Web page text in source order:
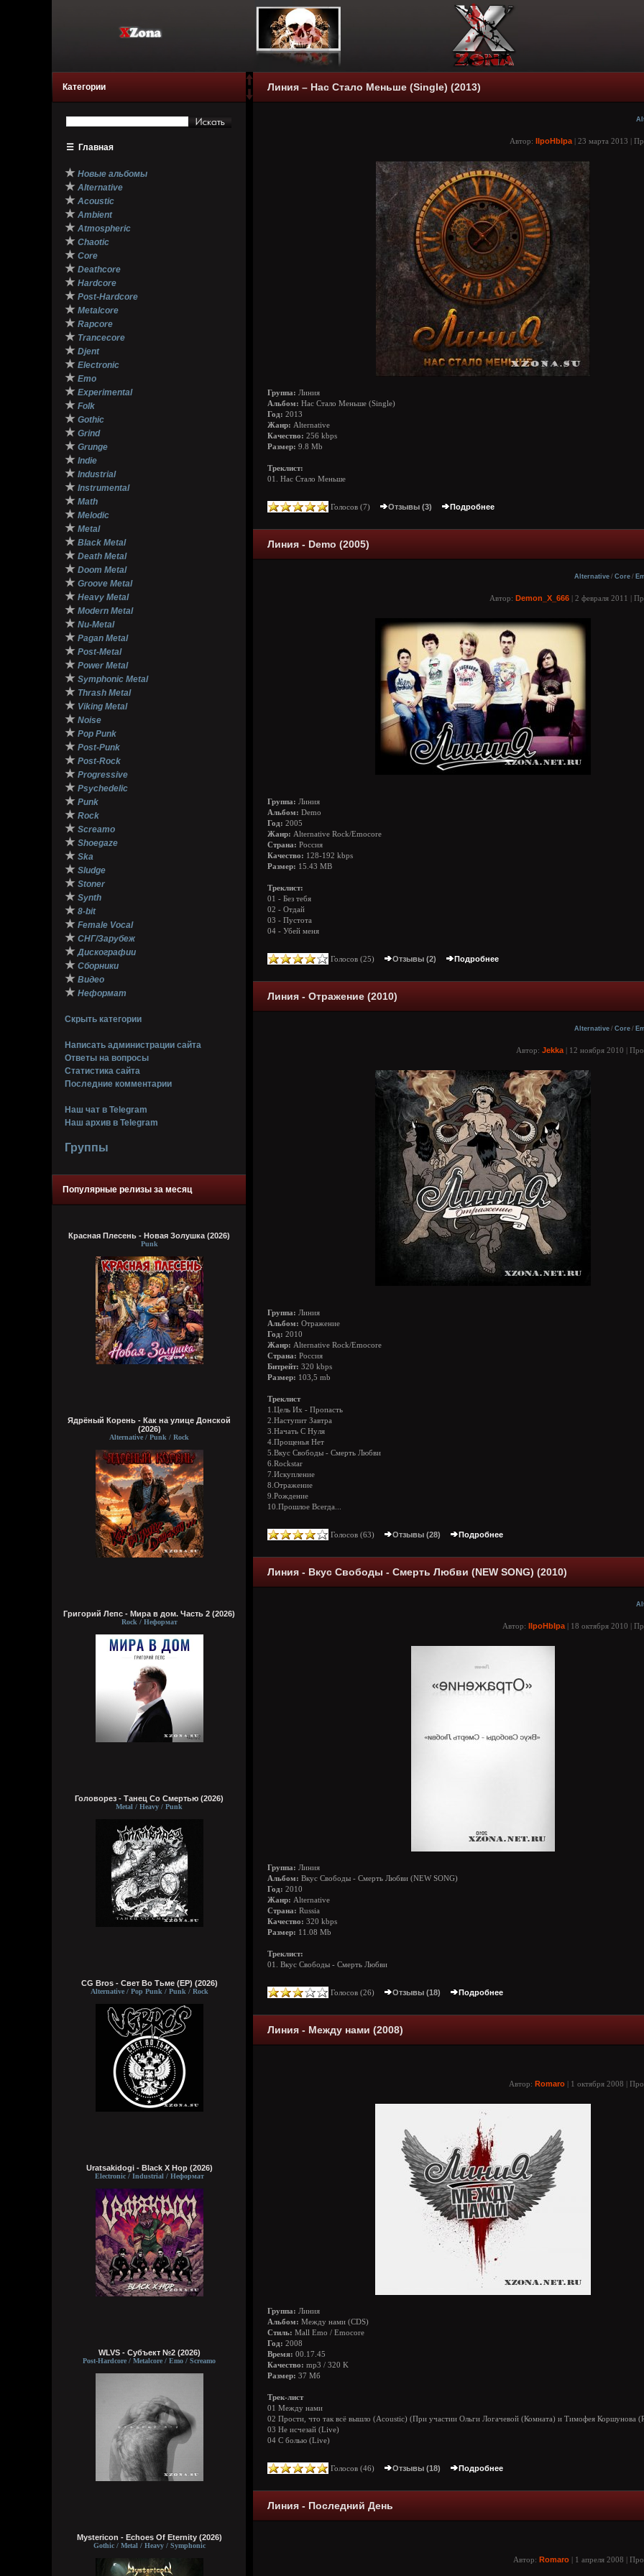
Категории
☰ Главная
★ Новые альбомы
★ Alternative
★ Acoustic
★ Ambient
★ Atmospheric
★ Chaotic
★ Core
★ Deathcore
★ Hardcore
★ Post-Hardcore
★ Metalcore
★ Rapcore
★ Trancecore
★ Djent
★ Electronic
★ Emo
★ Experimental
★ Folk
★ Gothic
★ Grind
★ Grunge
★ Indie
★ Industrial
★ Instrumental
★ Math
★ Melodic
★ Metal
★ Black Metal
★ Death Metal
★ Doom Metal
★ Groove Metal
★ Heavy Metal
★ Modern Metal
★ Nu-Metal
★ Pagan Metal
★ Post-Metal
★ Power Metal
★ Symphonic Metal
★ Thrash Metal
★ Viking Metal
★ Noise
★ Pop Punk
★ Post-Punk
★ Post-Rock
★ Progressive
★ Psychedelic
★ Punk
★ Rock
★ Screamo
★ Shoegaze
★ Ska
★ Sludge
★ Stoner
★ Synth
★ 8-bit
★ Female Vocal
★ СНГ/Зарубеж
★ Дискографии
★ Сборники
★ Видео
★ Неформат
Скрыть категории
Написать администрации сайта
Ответы на вопросы
Статистика сайта
Последние комментарии
Наш чат в Telegram
Наш архив в Telegram
Группы
Популярные релизы за месяц
Красная Плесень - Новая Золушка (2026)
Punk
Ядрёный Корень - Как на улице Донской
(2026)
Alternative / Punk / Rock
Григорий Лепс - Мира в дом. Часть 2 (2026)
Rock / Неформат
Головорез - Tанец Со Смертью (2026)
Metal / Heavy / Punk
CG Bros - Свет Во Тьме (EP) (2026)
Alternative / Pop Punk / Punk / Rock
Uratsakidogi - Black X Hop (2026)
Electronic / Industrial / Неформат
WLVS - Субъект №2 (2026)
Post-Hardcore / Metalcore / Emo / Screamo
Mystericon - Echoes Of Eternity (2026)
Gothic / Metal / Heavy / Symphonic
Линия – Нас Стало Меньше (Single) (2013)
Автор: IIpoHbIpa | 23 марта 2013 |
Группа: Линия
Альбом: Нас Стало Меньше (Single)
Год: 2013
Жанр: Alternative
Качество: 256 kbps
Размер: 9.8 Mb
Треклист:
01. Нас Стало Меньше
Голосов (7) Отзывы (3) Подробнее
Линия - Demo (2005)
Alternative / Core /
Автор: Demon_X_666 | 2 февраля 2011 |
Группа: Линия
Альбом: Demo
Год: 2005
Жанр: Alternative Rock/Emocore
Страна: Россия
Качество: 128-192 kbps
Размер: 15.43 MB
Треклист:
01 - Без тебя
02 - Отдай
03 - Пустота
04 - Убей меня
Голосов (25) Отзывы (2) Подробнее
Линия - Отражение (2010)
Alternative / Core /
Автор: Jekka | 12 ноября 2010 |
Группа: Линия
Альбом: Отражение
Год: 2010
Жанр: Alternative Rock/Emocore
Страна: Россия
Битрейт: 320 kbps
Размер: 103,5 mb
Треклист
1.Цель Их - Пропасть
2.Наступит Завтра
3.Начать С Нуля
4.Прощенья Нет
5.Вкус Свободы - Смерть Любви
6.Rockstar
7.Искупление
8.Отражение
9.Рождение
10.Прошлое Всегда...
Голосов (63) Отзывы (28) Подробнее
Линия - Вкус Свободы - Смерть Любви (NEW SONG) (2010)
Автор: IIpoHbIpa | 18 октября 2010 |
Группа: Линия
Альбом: Вкус Свободы - Смерть Любви (NEW SONG)
Год: 2010
Жанр: Alternative
Страна: Russia
Качество: 320 kbps
Размер: 11.08 Mb
Треклист:
01. Вкус Свободы - Смерть Любви
Голосов (26) Отзывы (18) Подробнее
Линия - Между нами (2008)
Автор: Romaro | 1 октября 2008 |
Группа: Линия
Альбом: Между нами (CDS)
Стиль: Mall Emo / Emocore
Год: 2008
Время: 00.17.45
Качество: mp3 / 320 K
Размер: 37 Мб
Трек-лист
01 Между нами
02 Прости, что так всё вышло (Acoustic) (При участии Ольги Логачевой (Комната) и Тимофея Коршунова
03 Не исчезай (Live)
04 С болью (Live)
Голосов (46) Отзывы (18) Подробнее
Линия - Последний День
Автор: Romaro | 1 апреля 2008 |